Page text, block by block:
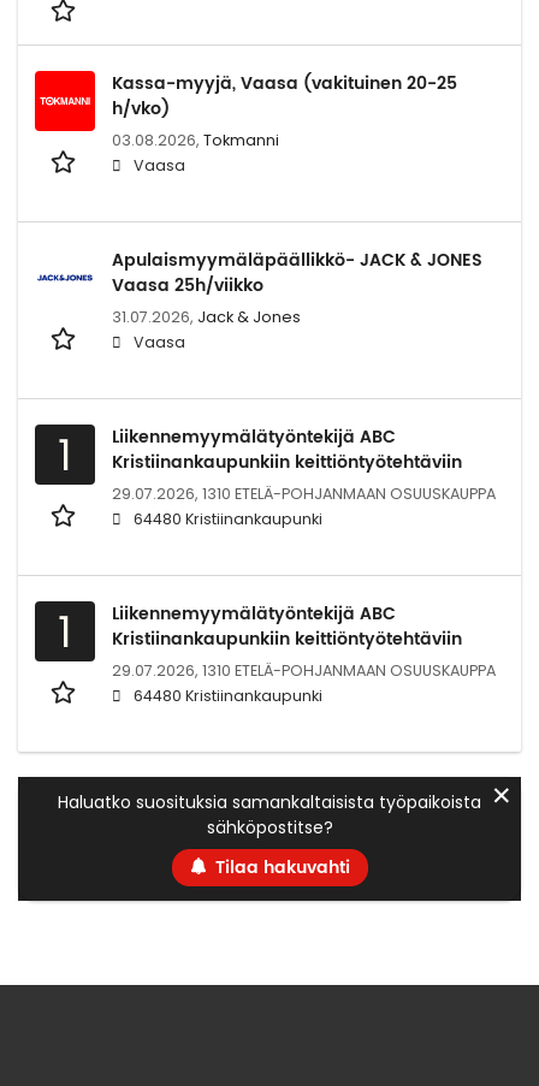
Kassa-myyjä, Vaasa (vakituinen 20-25
h/vko)
03.08.2026, Tokmanni
Vaasa
Apulaismyymäläpäällikkö- JACK & JONES
Vaasa 25h/viikko
31.07.2026, Jack & Jones
Vaasa
1
Liikennemyymälätyöntekijä ABC
Kristiinankaupunkiin keittiöntyötehtäviin
29.07.2026, 1310 ETELÄ-POHJANMAAN OSUUSKAUPPA
64480 Kristiinankaupunki
1
Liikennemyymälätyöntekijä ABC
Kristiinankaupunkiin keittiöntyötehtäviin
29.07.2026, 1310 ETELÄ-POHJANMAAN OSUUSKAUPPA
64480 Kristiinankaupunki
Haluatko suosituksia samankaltaisista työpaikoista
sähköpostitse?
Tilaa hakuvahti
✕